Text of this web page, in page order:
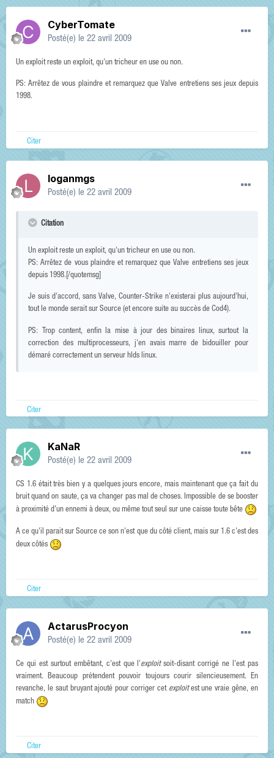
CyberTomate
Posté(e) le 22 avril 2009
Un exploit reste un exploit, qu'un tricheur en use ou non.
PS: Arrêtez de vous plaindre et remarquez que Valve entretiens ses jeux depuis
1998.
Citer
loganmgs
Posté(e) le 22 avril 2009
Citation
Un exploit reste un exploit, qu'un tricheur en use ou non.
PS: Arrêtez de vous plaindre et remarquez que Valve entretiens ses jeux
depuis 1998.[/quotemsg]
Je suis d'accord, sans Valve, Counter-Strike n'existerai plus aujourd'hui,
tout le monde serait sur Source (et encore suite au succès de Cod4).
PS: Trop content, enfin la mise à jour des binaires linux, surtout la
correction des multiprocesseurs, j'en avais marre de bidouiller pour
démaré correctement un serveur hlds linux.
Citer
KaNaR
Posté(e) le 22 avril 2009
CS 1.6 était très bien y a quelques jours encore, mais maintenant que ça fait du
bruit quand on saute, ça va changer pas mal de choses. Impossible de se booster
à proximité d'un ennemi à deux, ou même tout seul sur une caisse toute bête
A ce qu'il parait sur Source ce son n'est que du côté client, mais sur 1.6 c'est des
deux côtés
Citer
ActarusProcyon
Posté(e) le 22 avril 2009
Ce qui est surtout embêtant, c'est que l'exploitsoit-disant corrigé ne l'est pas
vraiment. Beaucoup prétendent pouvoir toujours courir silencieusement. En
revanche, le saut bruyant ajouté pour corriger cet exploitest une vraie gêne, en
match
Citer